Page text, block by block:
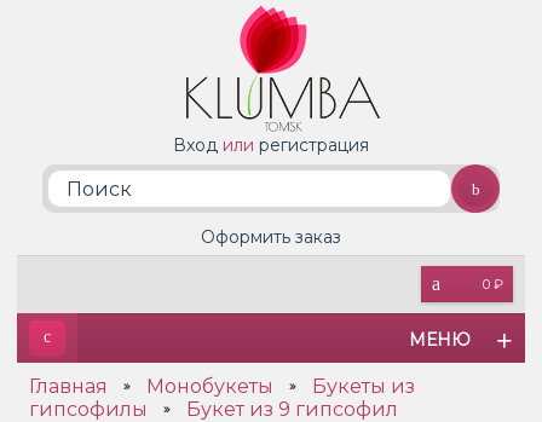
Вход или регистрация
0 ₽
Оформить заказ
МЕНЮ
Главная » Монобукеты »
Букеты из
гипсофилы
» Букет из 9 гипсофил